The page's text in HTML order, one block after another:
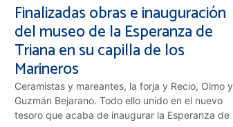
Finalizadas obras e inauguración
del museo de la Esperanza de
Triana en su capilla de los
Marineros
Ceramistas y mareantes, la forja y Recio, Olmo y
Guzmán Bejarano. Todo ello unido en el nuevo
tesoro que acaba de inaugurar la Esperanza de